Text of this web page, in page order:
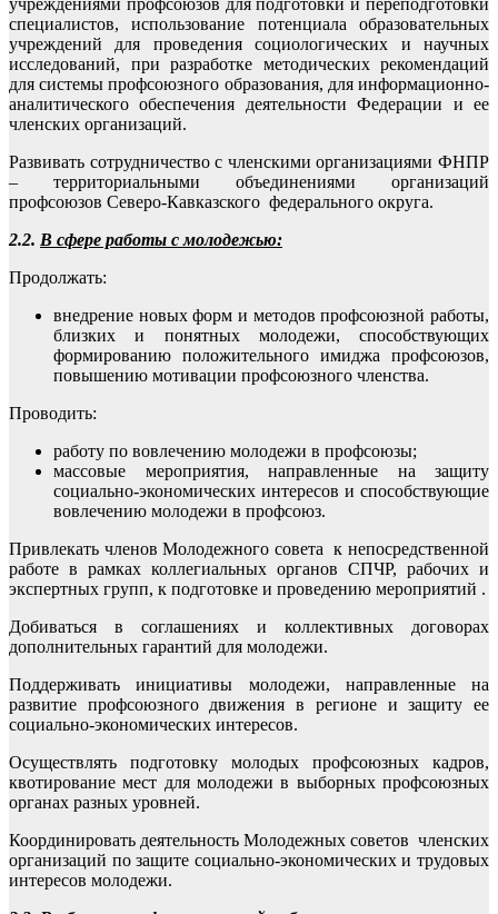
специалистов, использование потенциала образовательных
учреждений для проведения социологических и научных
исследований, при разработке методических рекомендаций
для системы профсоюзного образования, для информационно-
аналитического обеспечения деятельности Федерации и ее
членских организаций.
Развивать сотрудничество с членскими организациями ФНПР
– территориальными объединениями организаций
профсоюзов Северо-Кавказского федерального округа.
2.2. В сфере работы с молодежью:
Продолжать:
внедрение новых форм и методов профсоюзной работы,
близких и понятных молодежи, способствующих
формированию положительного имиджа профсоюзов,
повышению мотивации профсоюзного членства.
Проводить:
работу по вовлечению молодежи в профсоюзы;
массовые мероприятия, направленные на защиту
социально-экономических интересов и способствующие
вовлечению молодежи в профсоюз.
Привлекать членов Молодежного совета к непосредственной
работе в рамках коллегиальных органов СПЧР, рабочих и
экспертных групп, к подготовке и проведению мероприятий .
Добиваться в соглашениях и коллективных договорах
дополнительных гарантий для молодежи.
Поддерживать инициативы молодежи, направленные на
развитие профсоюзного движения в регионе и защиту ее
социально-экономических интересов.
Осуществлять подготовку молодых профсоюзных кадров,
квотирование мест для молодежи в выборных профсоюзных
органах разных уровней.
Координировать деятельность Молодежных советов членских
организаций по защите социально-экономических и трудовых
интересов молодежи.